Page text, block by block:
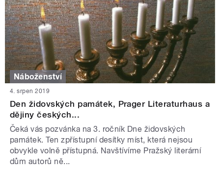
Náboženství
4. srpen 2019
Den židovských památek, Prager Literaturhaus a
dějiny českých...
Čeká vás pozvánka na 3. ročník Dne židovských
památek. Ten zpřístupní desítky míst, která nejsou
obvykle volně přístupná. Navštívíme Pražský literární
dům autorů ně...